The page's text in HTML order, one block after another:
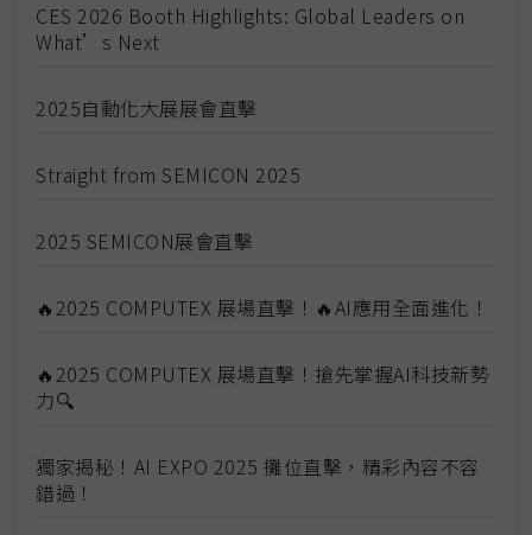
CES 2026 Booth Highlights: Global Leaders on
What’s Next
2025自動化大展展會直擊
Straight from SEMICON 2025
2025 SEMICON展會直擊
🔥2025 COMPUTEX 展場直擊！🔥AI應用全面進化！
🔥2025 COMPUTEX 展場直擊！搶先掌握AI科技新勢
力🔍
獨家揭秘！AI EXPO 2025 攤位直擊，精彩內容不容
錯過！